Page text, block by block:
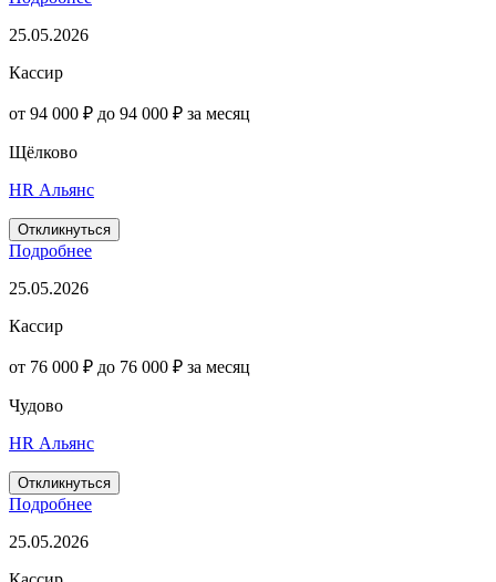
25.05.2026
Кассир
от 94 000 ₽ до 94 000 ₽ за месяц
Щёлково
HR Альянс
Откликнуться
Подробнее
25.05.2026
Кассир
от 76 000 ₽ до 76 000 ₽ за месяц
Чудово
HR Альянс
Откликнуться
Подробнее
25.05.2026